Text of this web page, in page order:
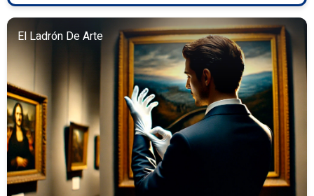
El Ladrón De Arte